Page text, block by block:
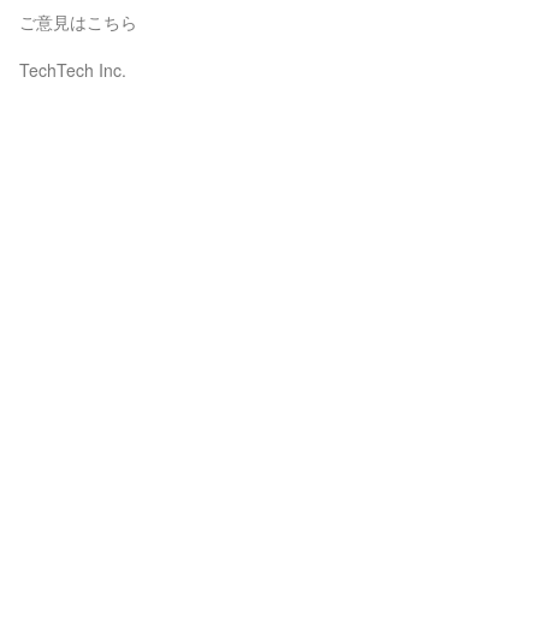
ご意見はこちら
TechTech Inc.